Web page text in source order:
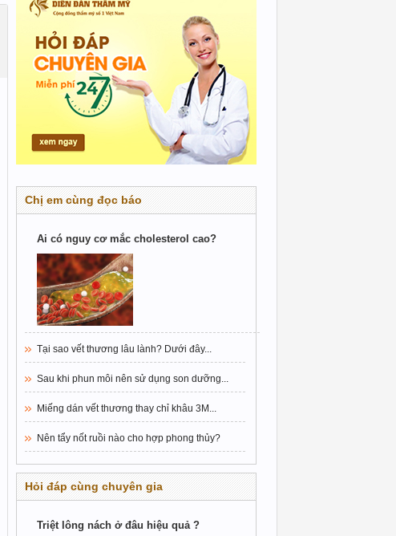
Chị em cùng đọc báo
Ai có nguy cơ mắc cholesterol cao?
Tại sao vết thương lâu lành? Dưới đây...
Sau khi phun môi nên sử dụng son dưỡng...
Miếng dán vết thương thay chỉ khâu 3M...
Nên tẩy nốt ruồi nào cho hợp phong thủy?
Hỏi đáp cùng chuyên gia
Triệt lông nách ở đâu hiệu quả ?